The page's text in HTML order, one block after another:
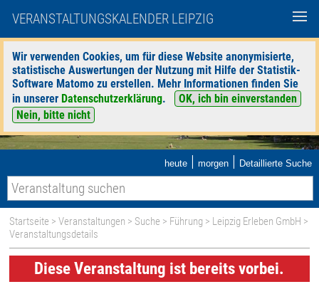
VERANSTALTUNGSKALENDER LEIPZIG
Wir verwenden Cookies, um für diese Website anonymisierte,
statistische Auswertungen der Nutzung mit Hilfe der Statistik-
Software Matomo zu erstellen. Mehr Informationen finden Sie
in unserer Datenschutzerklärung.
OK, ich bin einverstanden
Nein, bitte nicht
heute | morgen | Detaillierte Suche
Startseite >Veranstaltungen > Suche > Führung > Leipzig Erleben GmbH >
Veranstaltungsdetails
Diese Veranstaltung ist bereits vorbei.